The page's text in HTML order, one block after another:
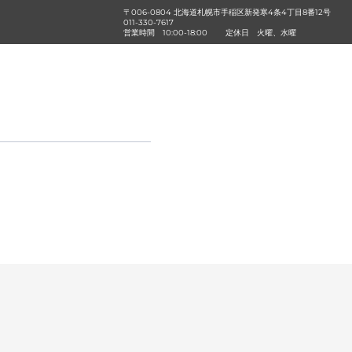
〒006-0804 北海道札幌市手稲区新発寒4条4丁目8番12号
011-330-7617
営業時間
10:00-18:00 定休日 火曜、水曜